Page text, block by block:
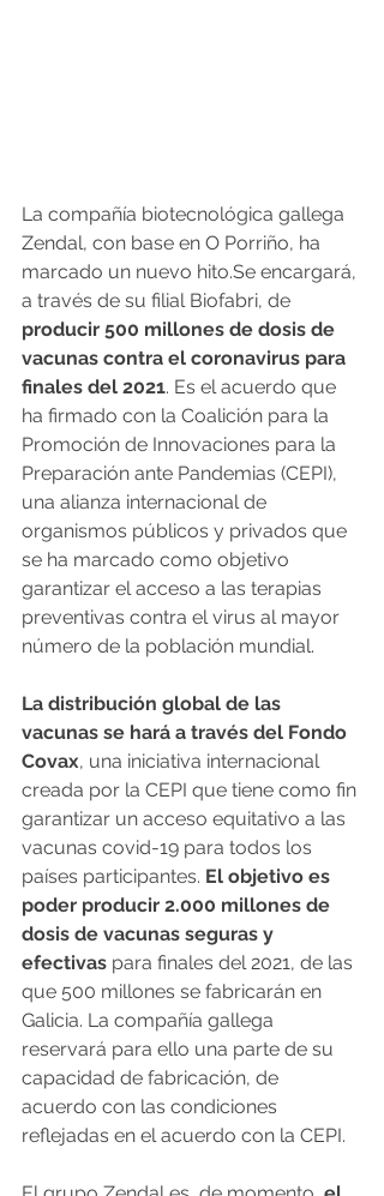
La compañía biotecnológica gallega
Zendal, con base en O Porriño, ha
marcado un nuevo hito.Se encargará,
a través de su filial Biofabri, de
producir 500 millones de dosis de
vacunas contra el coronavirus para
finales del 2021. Es el acuerdo que
ha firmado con la Coalición para la
Promoción de Innovaciones para la
Preparación ante Pandemias (CEPI),
una alianza internacional de
organismos públicos y privados que
se ha marcado como objetivo
garantizar el acceso a las terapias
preventivas contra el virus al mayor
número de la población mundial.
La distribución global de las
vacunas se hará a través del Fondo
Covax, una iniciativa internacional
creada por la CEPI que tiene como fin
garantizar un acceso equitativo a las
vacunas covid-19 para todos los
países participantes. El objetivo es
poder producir 2.000 millones de
dosis de vacunas seguras y
efectivas para finales del 2021, de las
que 500 millones se fabricarán en
Galicia. La compañía gallega
reservará para ello una parte de su
capacidad de fabricación, de
acuerdo con las condiciones
reflejadas en el acuerdo con la CEPI.